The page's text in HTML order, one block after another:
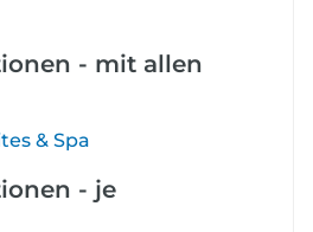
- mit allen
& Spa
- je